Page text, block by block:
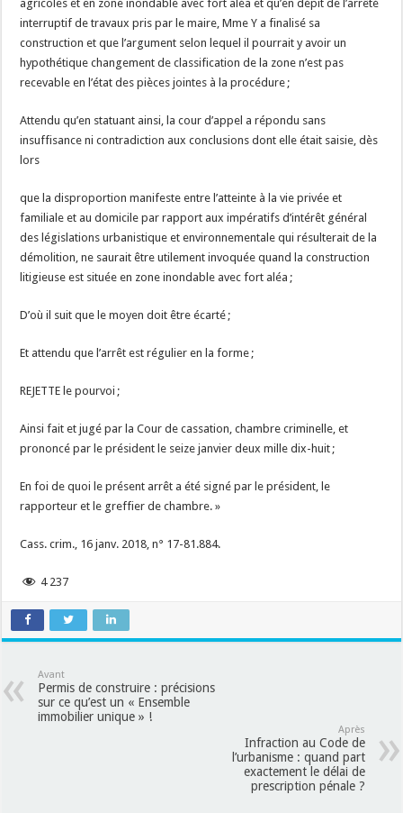
agricoles et en zone inondable avec fort aléa et qu’en dépit de l’arrêté
interruptif de travaux pris par le maire, Mme Y a finalisé sa
construction et que l’argument selon lequel il pourrait y avoir un
hypothétique changement de classification de la zone n’est pas
recevable en l’état des pièces jointes à la procédure ;
Attendu qu’en statuant ainsi, la cour d’appel a répondu sans
insuffisance ni contradiction aux conclusions dont elle était saisie, dès
lors
que la disproportion manifeste entre l’atteinte à la vie privée et
familiale et au domicile par rapport aux impératifs d’intérêt général
des législations urbanistique et environnementale qui résulterait de la
démolition, ne saurait être utilement invoquée quand la construction
litigieuse est située en zone inondable avec fort aléa ;
D’où il suit que le moyen doit être écarté ;
Et attendu que l’arrêt est régulier en la forme ;
REJETTE le pourvoi ;
Ainsi fait et jugé par la Cour de cassation, chambre criminelle, et
prononcé par le président le seize janvier deux mille dix-huit ;
En foi de quoi le présent arrêt a été signé par le président, le
rapporteur et le greffier de chambre. »
Cass. crim., 16 janv. 2018, n° 17-81.884.
4 237
Avant
Permis de construire : précisions
sur ce qu’est un « Ensemble
immobilier unique » !
Après
Infraction au Code de
l’urbanisme : quand part
exactement le délai de
prescription pénale ?